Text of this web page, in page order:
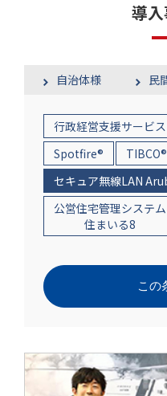
導
自治体様 民
行政経営支援サービ
Spotfire®
セキュア無線LAN
公営住宅管理システム
住まいる8
この